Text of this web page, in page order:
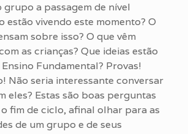
grupo a passagem de nível
estão vivendo este momento? O
sobre isso? O que vêm
as crianças? Que ideias estão
Fundamental? Provas!
Não seria interessante conversar
eles? Estas são boas perguntas
fim de ciclo, afinal olhar para as
de um grupo e de seus